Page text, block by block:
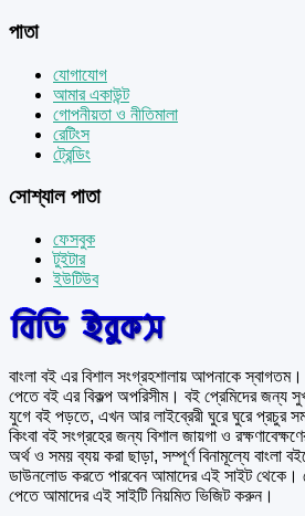
পাতা
যোগাযোগ
আমার একাউন্ট
গোপনীয়তা ও নীতিমালা
রেটিংস
ট্রেন্ডিং
সোশ্যাল পাতা
ফেসবুক
টুইটার
ইউটিউব
বাংলা বই এর বিশাল সংগ্রহশালায় আপনাকে
পেতে বই এর বিকল্প অপরিসীম। বই প্রেমিদের জন্য
যুগে বই পড়তে, এখন আর লাইব্রেরী ঘুরে ঘুরে প্রচুর
কিংবা বই সংগ্রহের জন্য বিশাল জায়গা ও
অর্থ ও সময় ব্যয় করা ছাড়া, সম্পূর্ণ বিনামূল্যে বাংলা
ডাউনলোড করতে পারবেন আমাদের এই সাইট থেকে।
পেতে আমাদের এই সাইটি নিয়মিত ভিজিট করুন।